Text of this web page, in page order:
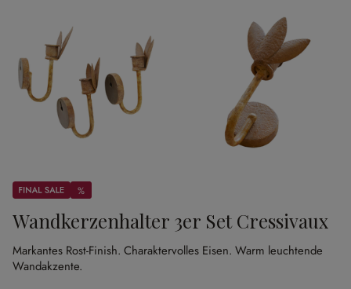
Sale %
%
Wandkerzenhalter 3er Set Cressivaux
Markantes Rost-Finish. Charaktervolles Eisen. Warm leuchtende
Wandakzente.